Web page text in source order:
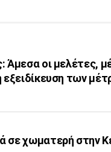
Άμεσα οι μελέτες,
εξειδίκευση των
σε χωματερή στην